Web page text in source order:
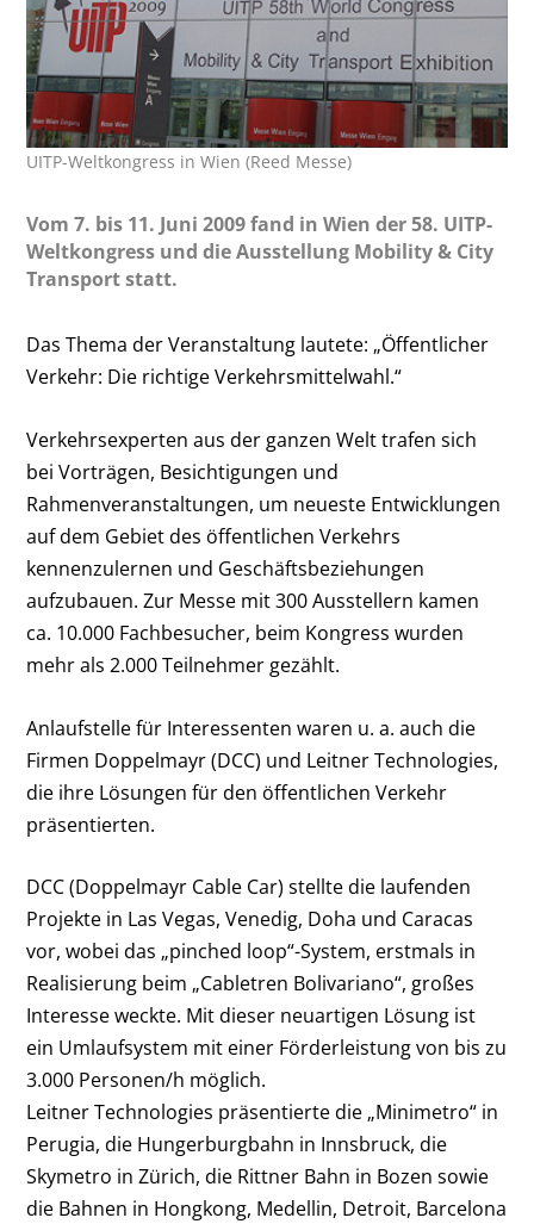
UITP-Weltkongress in Wien (Reed Messe)
Vom 7. bis 11. Juni 2009 fand in Wien der 58. UITP-
Weltkongress und die Ausstellung Mobility & City
Transport statt.
Das Thema der Veranstaltung lautete: „Öffentlicher
Verkehr: Die richtige Verkehrsmittelwahl.“
Verkehrsexperten aus der ganzen Welt trafen sich
bei Vorträgen, Besichtigungen und
Rahmenveranstaltungen, um neueste Entwicklungen
auf dem Gebiet des öffentlichen Verkehrs
kennenzulernen und Geschäftsbeziehungen
aufzubauen. Zur Messe mit 300 Ausstellern kamen
ca. 10.000 Fachbesucher, beim Kongress wurden
mehr als 2.000 Teilnehmer gezählt.
Anlaufstelle für Interessenten waren u. a. auch die
Firmen Doppelmayr (DCC) und Leitner Technologies,
die ihre Lösungen für den öffentlichen Verkehr
präsentierten.
DCC (Doppelmayr Cable Car) stellte die laufenden
Projekte in Las Vegas, Venedig, Doha und Caracas
vor, wobei das „pinched loop“-System, erstmals in
Realisierung beim „Cabletren Bolivariano“, großes
Interesse weckte. Mit dieser neuartigen Lösung ist
ein Umlaufsystem mit einer Förderleistung von bis zu
3.000 Personen/h möglich.
Leitner Technologies präsentierte die „Minimetro“ in
Perugia, die Hungerburgbahn in Innsbruck, die
Skymetro in Zürich, die Rittner Bahn in Bozen sowie
die Bahnen in Hongkong, Medellin, Detroit, Barcelona